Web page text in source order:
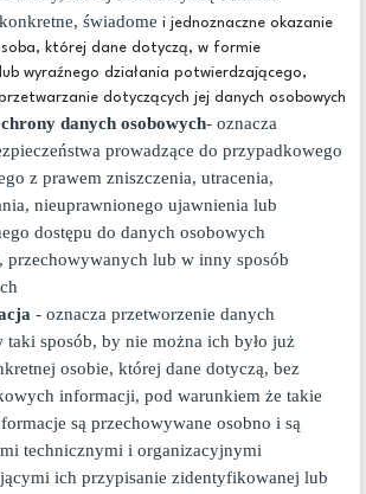
świadome i jednoznaczne okazanie
której dane dotyczą, w formie
wyraźnego działania potwierdzającego,
dotyczących jej danych osobowych
danych osobowych- oznacza
prowadzące do przypadkowego
z prawem zniszczenia, utracenia,
nieuprawnionego ujawnienia lub
dostępu do danych osobowych
przechowywanych lub w inny sposób
- oznacza przetworzenie danych
taki sposób, by nie można ich było już
osobie, której dane dotyczą, bez
informacji, pod warunkiem że takie
są przechowywane osobno i są
technicznymi i organizacyjnymi
ich przypisanie zidentyfikowanej lub